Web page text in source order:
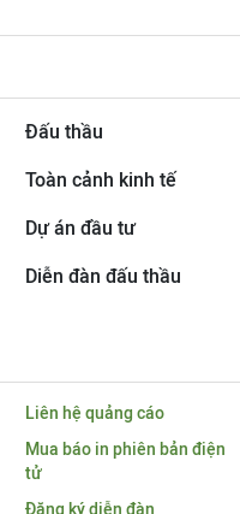
Đấu thầu
Toàn cảnh kinh tế
Dự án đầu tư
Diễn đàn đấu thầu
Liên hệ quảng cáo
Mua báo in phiên bản điện
tử
Đăng ký diễn đàn